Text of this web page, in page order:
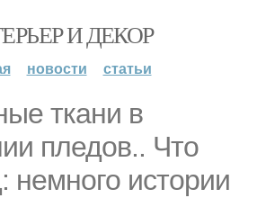
И ДЕКОР
новости статьи
ткани в
пледов.. Что
немного истории